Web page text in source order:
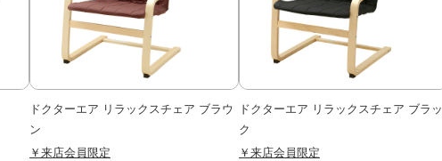
ドクターエア リラックスチェア ブラウ
ン
￥来店会員限定
ドクターエア リラックスチェア ブラッ
ク
￥来店会員限定